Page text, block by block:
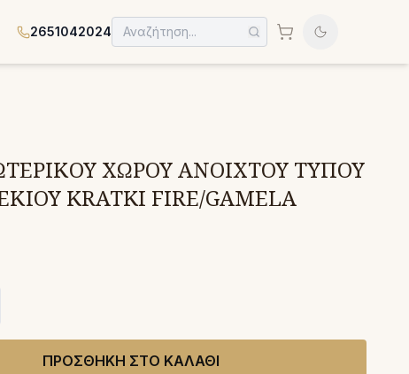
2651042024
ΧΩΡΟΥ ΑΝΟΙΧΤΟΥ ΤΥΠΟΥ
KRATKI FIRE/GAMELA
ΠΡΟΣΘΗΚΗ ΣΤΟ ΚΑΛΑΘΙ